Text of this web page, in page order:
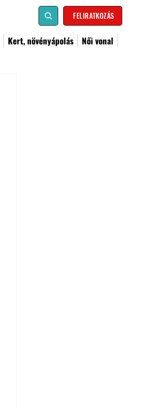
FELIRATKOZÁS
Kert, növényápolás
Női vonal